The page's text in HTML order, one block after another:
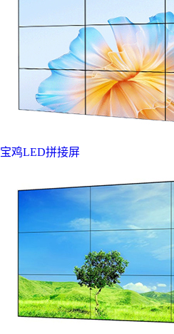
宝鸡LED拼接屏